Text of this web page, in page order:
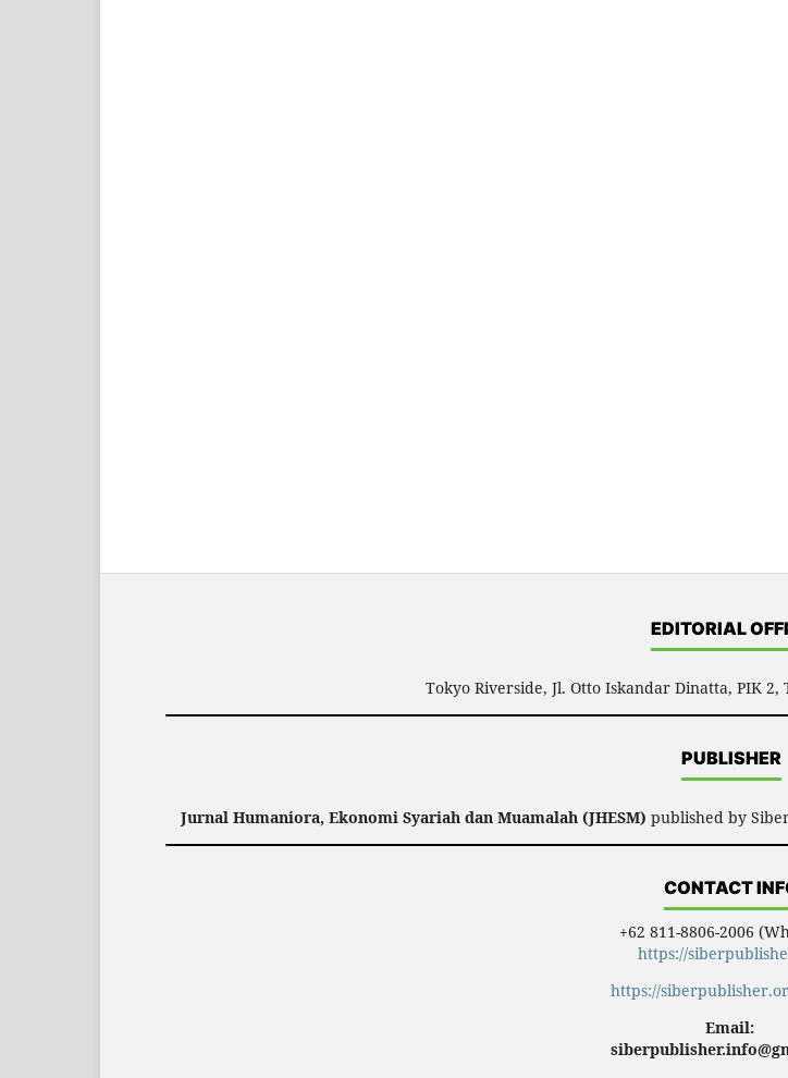
EDITORIAL
Tokyo Riverside, Jl. Otto Iskandar Dinatta, PIK
PUBLISHER
Jurnal Humaniora, Ekonomi Syariah dan Muamalah (JHESM) published by
CONTACT
+62 811-8806-2006
https://
https://
Email: